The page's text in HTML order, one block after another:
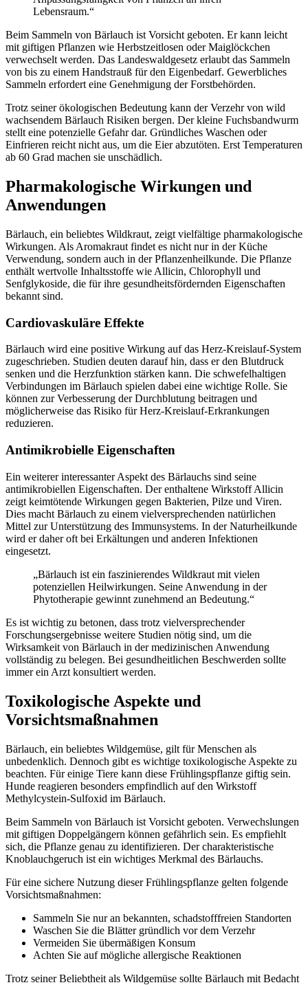
Lebensraum.“
Beim Sammeln von Bärlauch ist Vorsicht geboten. Er kann leicht
mit giftigen Pflanzen wie Herbstzeitlosen oder Maiglöckchen
verwechselt werden. Das Landeswaldgesetz erlaubt das Sammeln
von bis zu einem Handstrauß für den Eigenbedarf. Gewerbliches
Sammeln erfordert eine Genehmigung der Forstbehörden.
Trotz seiner ökologischen Bedeutung kann der Verzehr von wild
wachsendem Bärlauch Risiken bergen. Der kleine Fuchsbandwurm
stellt eine potenzielle Gefahr dar. Gründliches Waschen oder
Einfrieren reicht nicht aus, um die Eier abzutöten. Erst Temperaturen
ab 60 Grad machen sie unschädlich.
Pharmakologische Wirkungen und
Anwendungen
Bärlauch, ein beliebtes Wildkraut, zeigt vielfältige pharmakologische
Wirkungen. Als Aromakraut findet es nicht nur in der Küche
Verwendung, sondern auch in der Pflanzenheilkunde. Die Pflanze
enthält wertvolle Inhaltsstoffe wie Allicin, Chlorophyll und
Senfglykoside, die für ihre gesundheitsfördernden Eigenschaften
bekannt sind.
Cardiovaskuläre Effekte
Bärlauch wird eine positive Wirkung auf das Herz-Kreislauf-System
zugeschrieben. Studien deuten darauf hin, dass er den Blutdruck
senken und die Herzfunktion stärken kann. Die schwefelhaltigen
Verbindungen im Bärlauch spielen dabei eine wichtige Rolle. Sie
können zur Verbesserung der Durchblutung beitragen und
möglicherweise das Risiko für Herz-Kreislauf-Erkrankungen
reduzieren.
Antimikrobielle Eigenschaften
Ein weiterer interessanter Aspekt des Bärlauchs sind seine
antimikrobiellen Eigenschaften. Der enthaltene Wirkstoff Allicin
zeigt keimtötende Wirkungen gegen Bakterien, Pilze und Viren.
Dies macht Bärlauch zu einem vielversprechenden natürlichen
Mittel zur Unterstützung des Immunsystems. In der Naturheilkunde
wird er daher oft bei Erkältungen und anderen Infektionen
eingesetzt.
„Bärlauch ist ein faszinierendes Wildkraut mit vielen
potenziellen Heilwirkungen. Seine Anwendung in der
Phytotherapie gewinnt zunehmend an Bedeutung.“
Es ist wichtig zu betonen, dass trotz vielversprechender
Forschungsergebnisse weitere Studien nötig sind, um die
Wirksamkeit von Bärlauch in der medizinischen Anwendung
vollständig zu belegen. Bei gesundheitlichen Beschwerden sollte
immer ein Arzt konsultiert werden.
Toxikologische Aspekte und
Vorsichtsmaßnahmen
Bärlauch, ein beliebtes Wildgemüse, gilt für Menschen als
unbedenklich. Dennoch gibt es wichtige toxikologische Aspekte zu
beachten. Für einige Tiere kann diese Frühlingspflanze giftig sein.
Hunde reagieren besonders empfindlich auf den Wirkstoff
Methylcystein-Sulfoxid im Bärlauch.
Beim Sammeln von Bärlauch ist Vorsicht geboten. Verwechslungen
mit giftigen Doppelgängern können gefährlich sein. Es empfiehlt
sich, die Pflanze genau zu identifizieren. Der charakteristische
Knoblauchgeruch ist ein wichtiges Merkmal des Bärlauchs.
Für eine sichere Nutzung dieser Frühlingspflanze gelten folgende
Vorsichtsmaßnahmen:
Sammeln Sie nur an bekannten, schadstofffreien Standorten
Waschen Sie die Blätter gründlich vor dem Verzehr
Vermeiden Sie übermäßigen Konsum
Achten Sie auf mögliche allergische Reaktionen
Trotz seiner Beliebtheit als Wildgemüse sollte Bärlauch mit Bedacht